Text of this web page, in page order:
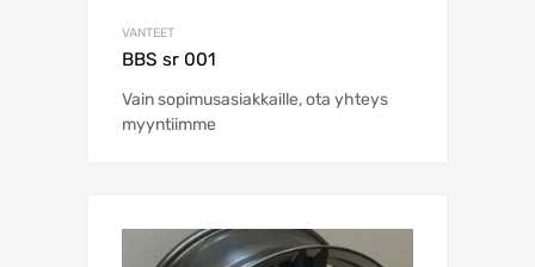
VANTEET
BBS sr 001
Vain sopimusasiakkaille, ota yhteys
myyntiimme